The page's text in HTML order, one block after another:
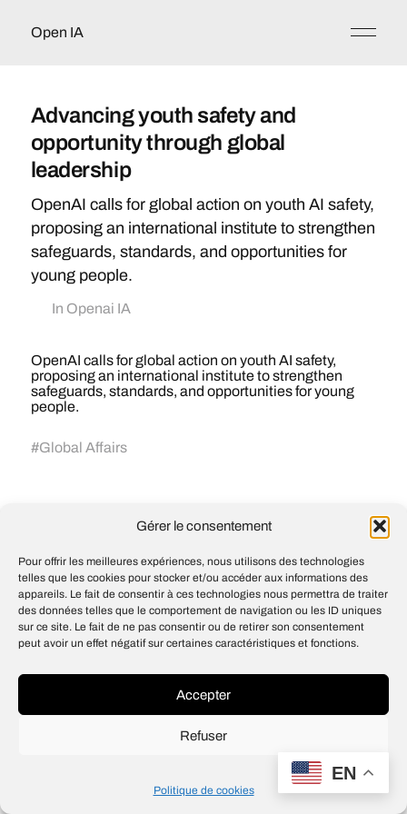
Gérer le consentement
Pour offrir les meilleures expériences, nous utilisons des technologies
telles que les cookies pour stocker et/ou accéder aux informations des
appareils. Le fait de consentir à ces technologies nous permettra de traiter
des données telles que le comportement de navigation ou les ID uniques
sur ce site. Le fait de ne pas consentir ou de retirer son consentement
peut avoir un effet négatif sur certaines caractéristiques et fonctions.
Accepter
Refuser
Politique de cookies
Open IA
Advancing youth safety and
opportunity through global
leadership
OpenAI calls for global action on youth AI safety,
proposing an international institute to strengthen
safeguards, standards, and opportunities for
young people.
In Openai IA
OpenAI calls for global action on youth AI safety,
proposing an international institute to strengthen
safeguards, standards, and opportunities for young
people.
#Global Affairs
Converging on Transaction Foundation
Codex for every role, tool, and workflow
© 2026Open IA
Jean-Louis Maso
EN